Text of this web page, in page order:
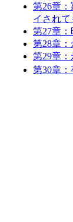
第26章：
イされ
第27章
第28章
第29章
第30章